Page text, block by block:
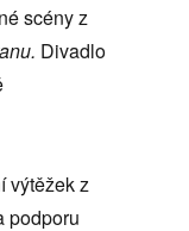
scény z
Divadlo
výtěžek z
podporu